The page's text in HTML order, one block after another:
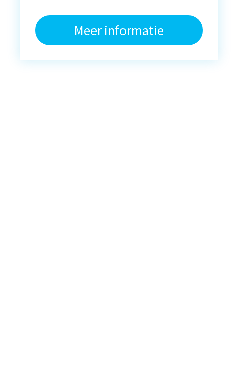
Meer informatie